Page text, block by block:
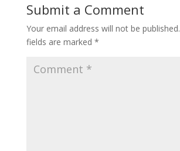
Submit a Comment
Your email address will not be published.
fields are marked *